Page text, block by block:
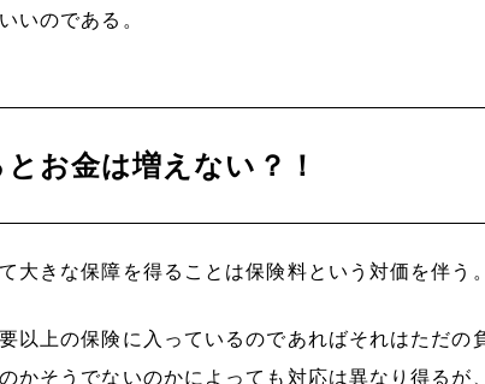
いのである。
お金は増えない？！
大きな保障を得ることは保険料という対価を伴う。
以上の保険に入っているのであればそれはただの
かそうでないのかによっても対応は異なり得るが